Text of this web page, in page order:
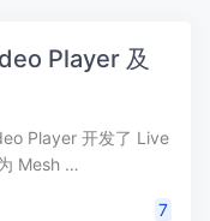
Player 及
Player 开发了 Live
Mesh …
7